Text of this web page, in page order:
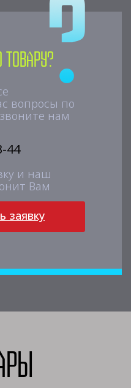
товару?
вопросы по
нам
44
и наш
Вам
заявку